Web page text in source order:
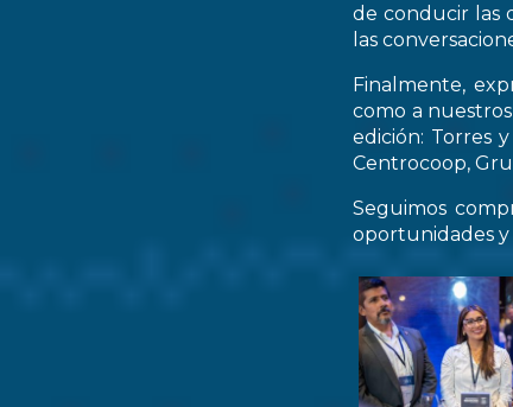
de conducir las
las
Finalmente,
como a
edición: Torres
Centrocoop,
Seguimos
oportunidades y